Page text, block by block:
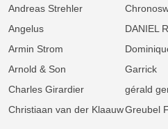
盒提供 72 小時動力儲存
QP Balancier 不僅重新定
Greubel Forsey 對製錶藝
Andreas Strehler
Angelus
Armin Strom
Arnold & Son
Charles Girardier
Christiaan van der Klaauw
DANIEL
Garrick
gérald
Greubel